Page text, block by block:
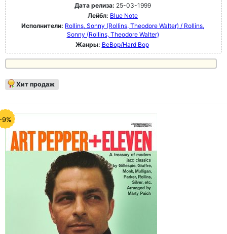
Дата релиза: 25-03-1999
Лейбл: Blue Note
Исполнители: Rollins, Sonny (Rollins, Theodore Walter) / Rollins,
Sonny (Rollins, Theodore Walter)
Жанры: BeBop/Hard Bop
Хит продаж
9%